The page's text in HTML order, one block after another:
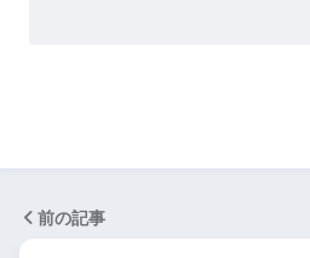
前の記事